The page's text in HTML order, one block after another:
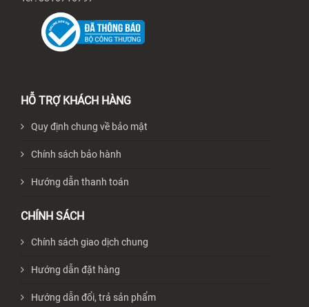
HỖ TRỢ KHÁCH HÀNG
Quy định chung về bảo mật
Chính sách bảo hành
Hướng dẫn thanh toán
CHÍNH SÁCH
Chính sách giao dịch chung
Hướng dẫn đặt hàng
Hướng dẫn đổi, trả sản phẩm